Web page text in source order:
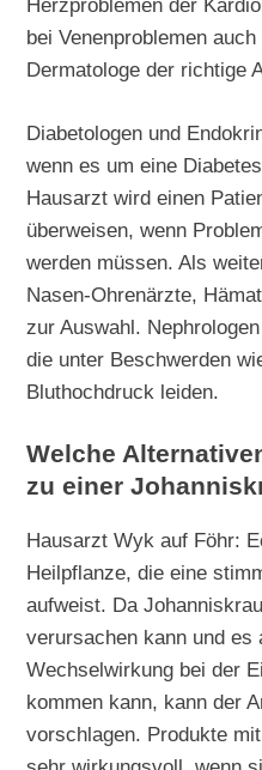
bei Venenproblemen
Dermatologe der richtige
Diabetologen und
wenn es um eine
Hausarzt wird einen
überweisen, wenn
werden müssen. Als
Nasen-Ohrenärzte,
zur Auswahl.
die unter Beschwerden
Bluthochdruck leiden.
Welche
zu einer
Hausarzt Wyk auf Föhr:
Heilpflanze, die eine
aufweist. Da
verursachen kann und es
Wechselwirkung bei der
kommen kann, kann der
vorschlagen. Produkte